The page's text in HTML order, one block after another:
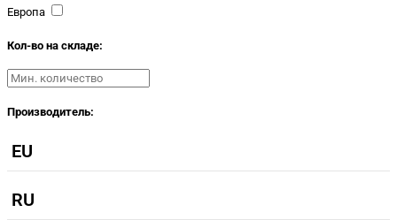
Европа
Кол-во на складе:
Производитель:
EU
RU